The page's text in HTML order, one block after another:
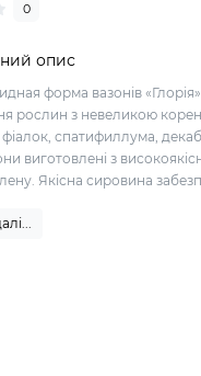
0
опис
форма вазонів
рослин з невеликою
спатифиллума,
виготовлені з
Якісна сировина